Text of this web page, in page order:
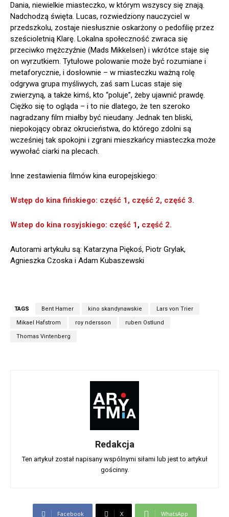
Dania, niewielkie miasteczko, w którym wszyscy się znają.
Nadchodzą święta. Lucas, rozwiedziony nauczyciel w
przedszkolu, zostaje niesłusznie oskarżony o pedofilię przez
sześcioletnią Klarę. Lokalna społeczność zwraca się
przeciwko mężczyźnie (Mads Mikkelsen) i wkrótce staje się
on wyrzutkiem. Tytułowe polowanie może być rozumiane i
metaforycznie, i dosłownie – w miasteczku ważną rolę
odgrywa grupa myśliwych, zaś sam Lucas staje się
zwierzyną, a także kimś, kto “poluje”, żeby ujawnić prawdę.
Ciężko się to ogląda – i to nie dlatego, że ten szeroko
nagradzany film miałby być nieudany. Jednak ten bliski,
niepokojący obraz okrucieństwa, do którego zdolni są
wcześniej tak spokojni i zgrani mieszkańcy miasteczka może
wywołać ciarki na plecach.
Inne zestawienia filmów kina europejskiego:
Wstęp do kina fińskiego: część 1, część 2, część 3.
Wstep do kina rosyjskiego: część 1 , część 2.
Autorami artykułu są: Katarzyna Piękoś, Piotr Grylak,
Agnieszka Czoska i Adam Kubaszewski
TAGS Bent Hamer kino skandynawskie Lars von Trier
Mikael Hafstrom roy ndersson ruben Ostlund
Thomas Vintenberg
Redakcja
Ten artykuł został napisany wspólnymi siłami lub jest to artykuł
gościnny.
Facebook X WhatsApp